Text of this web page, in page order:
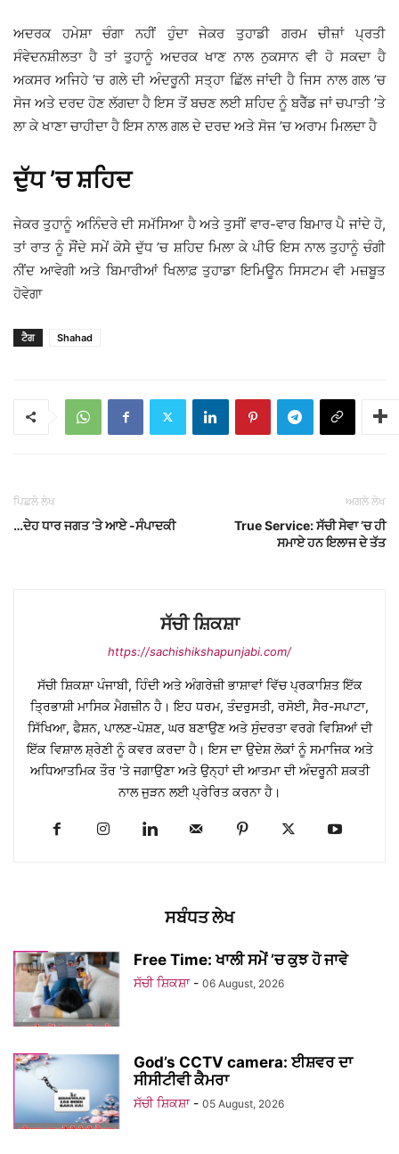
ਅਦਰਕ ਹਮੇਸ਼ਾ ਚੰਗਾ ਨਹੀਂ ਹੁੰਦਾ ਜੇਕਰ ਤੁਹਾਡੀ ਗਰਮ ਚੀਜ਼ਾਂ ਪ੍ਰਤੀ
ਸੰਵੇਦਨਸ਼ੀਲਤਾ ਹੈ ਤਾਂ ਤੁਹਾਨੂੰ ਅਦਰਕ ਖਾਣ ਨਾਲ ਨੁਕਸਾਨ ਵੀ ਹੋ ਸਕਦਾ ਹੈ
ਅਕਸਰ ਅਜਿਹੇ ’ਚ ਗਲੇ ਦੀ ਅੰਦਰੂਨੀ ਸਤ੍ਹਾ ਛਿੱਲ ਜਾਂਦੀ ਹੈ ਜਿਸ ਨਾਲ ਗਲ ’ਚ
ਸੋਜ ਅਤੇ ਦਰਦ ਹੋਣ ਲੱਗਦਾ ਹੈ ਇਸ ਤੋਂ ਬਚਣ ਲਈ ਸ਼ਹਿਦ ਨੂੰ ਬਰੈੱਡ ਜਾਂ ਚਪਾਤੀ ’ਤੇ
ਲਾ ਕੇ ਖਾਣਾ ਚਾਹੀਦਾ ਹੈ ਇਸ ਨਾਲ ਗਲ ਦੇ ਦਰਦ ਅਤੇ ਸੋਜ ’ਚ ਅਰਾਮ ਮਿਲਦਾ ਹੈ
ਦੁੱਧ ’ਚ ਸ਼ਹਿਦ
ਜੇਕਰ ਤੁਹਾਨੂੰ ਅਨਿੰਦਰੇ ਦੀ ਸਮੱਸਿਆ ਹੈ ਅਤੇ ਤੁਸੀਂ ਵਾਰ-ਵਾਰ ਬਿਮਾਰ ਪੈ ਜਾਂਦੇ ਹੋ,
ਤਾਂ ਰਾਤ ਨੂੰ ਸੌਂਦੇ ਸਮੇਂ ਕੋਸੇੇ ਦੁੱਧ ’ਚ ਸ਼ਹਿਦ ਮਿਲਾ ਕੇ ਪੀਓ ਇਸ ਨਾਲ ਤੁਹਾਨੂੰ ਚੰਗੀ
ਨੀਂਦ ਆਵੇਗੀ ਅਤੇ ਬਿਮਾਰੀਆਂ ਖਿਲਾਫ਼ ਤੁਹਾਡਾ ਇਮਿਊਨ ਸਿਸਟਮ ਵੀ ਮਜ਼ਬੂਤ
ਹੋਵੇਗਾ
ਟੈਗ Shahad
ਪਿਛਲੇ ਲੇਖ
…ਦੇਹ ਧਾਰ ਜਗਤ ’ਤੇ ਆਏ -ਸੰਪਾਦਕੀ
ਅਗਲੇ ਲੇਖ
True Service: ਸੱਚੀ ਸੇਵਾ ’ਚ ਹੀ
ਸਮਾਏ ਹਨ ਇਲਾਜ ਦੇ ਤੱਤ
ਸੱਚੀ ਸ਼ਿਕਸ਼ਾ
https://sachishikshapunjabi.com/
ਸੱਚੀ ਸ਼ਿਕਸ਼ਾ ਪੰਜਾਬੀ, ਹਿੰਦੀ ਅਤੇ ਅੰਗਰੇਜ਼ੀ ਭਾਸ਼ਾਵਾਂ ਵਿੱਚ ਪ੍ਰਕਾਸ਼ਿਤ ਇੱਕ
ਤ੍ਰਿਭਾਸ਼ੀ ਮਾਸਿਕ ਮੈਗਜ਼ੀਨ ਹੈ। ਇਹ ਧਰਮ, ਤੰਦਰੁਸਤੀ, ਰਸੋਈ, ਸੈਰ-ਸਪਾਟਾ,
ਸਿੱਖਿਆ, ਫੈਸ਼ਨ, ਪਾਲਣ-ਪੋਸ਼ਣ, ਘਰ ਬਣਾਉਣ ਅਤੇ ਸੁੰਦਰਤਾ ਵਰਗੇ ਵਿਸ਼ਿਆਂ ਦੀ
ਇੱਕ ਵਿਸ਼ਾਲ ਸ਼੍ਰੇਣੀ ਨੂੰ ਕਵਰ ਕਰਦਾ ਹੈ। ਇਸ ਦਾ ਉਦੇਸ਼ ਲੋਕਾਂ ਨੂੰ ਸਮਾਜਿਕ ਅਤੇ
ਅਧਿਆਤਮਿਕ ਤੌਰ 'ਤੇ ਜਗਾਉਣਾ ਅਤੇ ਉਨ੍ਹਾਂ ਦੀ ਆਤਮਾ ਦੀ ਅੰਦਰੂਨੀ ਸ਼ਕਤੀ
ਨਾਲ ਜੁੜਨ ਲਈ ਪ੍ਰੇਰਿਤ ਕਰਨਾ ਹੈ।
ਸਬੰਧਤ ਲੇਖ
Free Time: ਖਾਲੀ ਸਮੇਂ ’ਚ ਕੁਝ ਹੋ ਜਾਵੇ
ਸੱਚੀ ਸ਼ਿਕਸ਼ਾ - 06 August, 2026
God’s CCTV camera: ਈਸ਼ਵਰ ਦਾ
ਸੀਸੀਟੀਵੀ ਕੈਮਰਾ
ਸੱਚੀ ਸ਼ਿਕਸ਼ਾ - 05 August, 2026